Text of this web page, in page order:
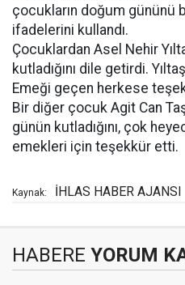
çocukların doğum gününü
ifadelerini kullandı.
Çocuklardan Asel Nehir
kutladığını dile getirdi.
Emeği geçen herkese
Bir diğer çocuk Agit Can
günün kutladığını, çok
emekleri için teşekkür etti.
Kaynak: İHLAS HABER AJANSI
HABERE YORUM